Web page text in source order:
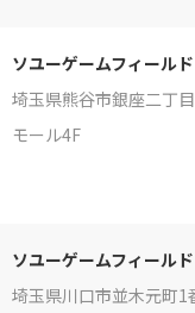
ソユーゲームフィール
埼玉県熊谷市銀座二丁
モール4F
ソユーゲームフィール
埼玉県川口市並木元町